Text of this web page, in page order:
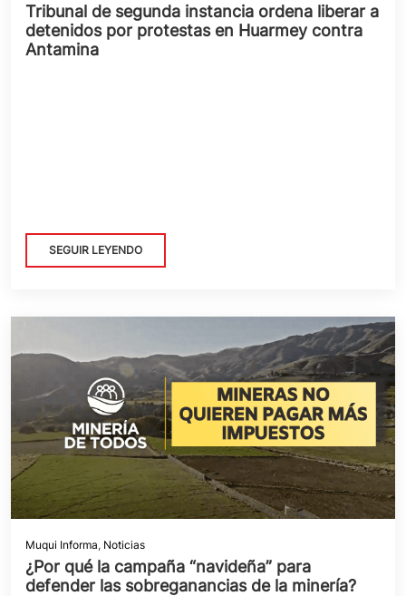
Tribunal de segunda instancia ordena liberar a
detenidos por protestas en Huarmey contra
Antamina
SEGUIR LEYENDO
Muqui Informa, Noticias
¿Por qué la campaña “navideña” para
defender las sobreganancias de la minería?